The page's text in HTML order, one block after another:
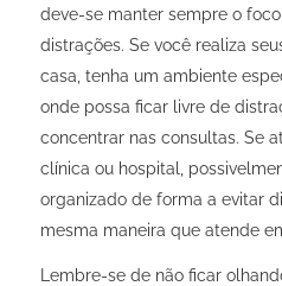
deve-se manter sempre o
distrações. Se você realiza
casa, tenha um ambiente
onde possa ficar livre de
concentrar nas consultas. Se
clínica ou hospital,
organizado de forma a evitar
mesma maneira que atende
Lembre-se de não ficar